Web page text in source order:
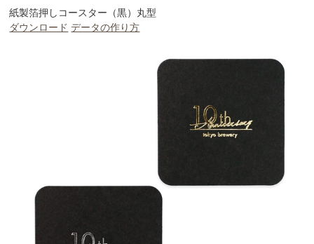
紙製箔押しコースター（黒）丸型
ダウンロード データの作り方